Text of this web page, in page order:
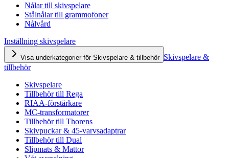
Nålar till skivspelare
Stålnålar till grammofoner
Nålvård
Inställning skivspelare
Visa underkategorier för Skivspelare & tillbehör Skivspelare &
tillbehör
Skivspelare
Tillbehör till Rega
RIAA-förstärkare
MC-transformatorer
Tillbehör till Thorens
Skivpuckar & 45-varvsadaptrar
Tillbehör till Dual
Slipmats & Mattor